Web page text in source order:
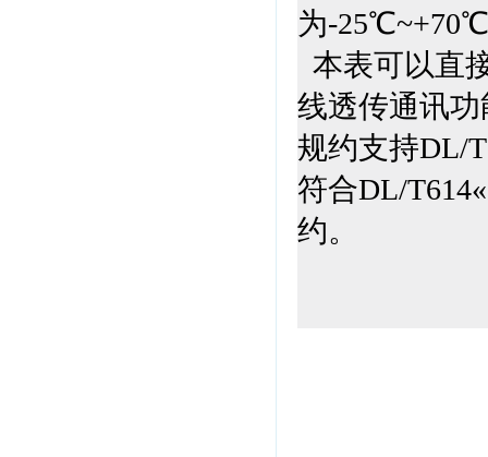
为-
本表可以直
线透传通讯
规约支持DL/
符合DL/
约。